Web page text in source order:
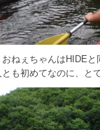
おねぇちゃんはHIDEと
も初めてなのに、と